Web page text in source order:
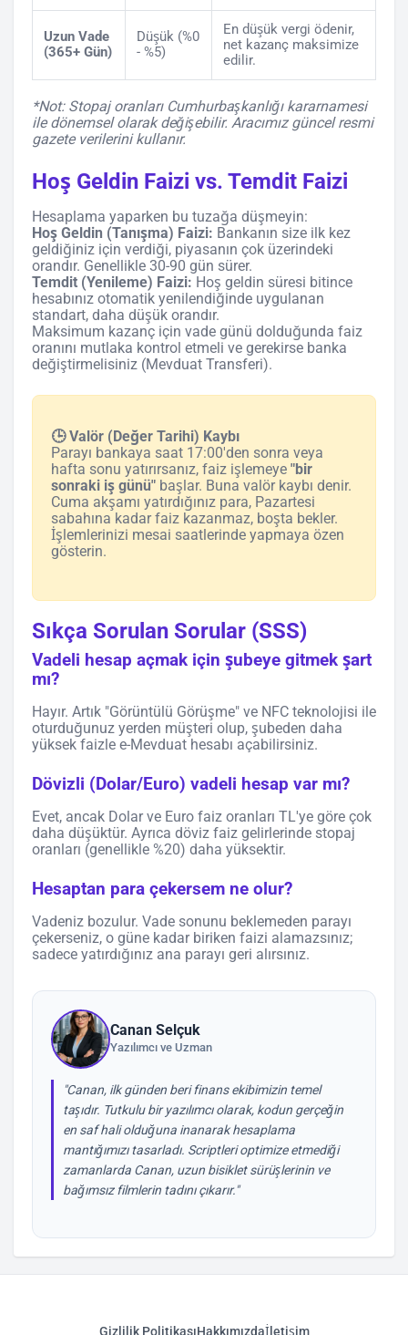
Uzun Vade
(365+ Gün)
Düşük (%0
- %5)
En düşük vergi ödenir,
net kazanç maksimize
edilir.
*Not: Stopaj oranları Cumhurbaşkanlığı kararnamesi
ile dönemsel olarak değişebilir. Aracımız güncel resmi
gazete verilerini kullanır.
Hoş Geldin Faizi vs. Temdit Faizi
Hesaplama yaparken bu tuzağa düşmeyin:
Hoş Geldin (Tanışma) Faizi: Bankanın size ilk kez
geldiğiniz için verdiği, piyasanın çok üzerindeki
orandır. Genellikle 30-90 gün sürer.
Temdit (Yenileme) Faizi: Hoş geldin süresi bitince
hesabınız otomatik yenilendiğinde uygulanan
standart, daha düşük orandır.
Maksimum kazanç için vade günü dolduğunda faiz
oranını mutlaka kontrol etmeli ve gerekirse banka
değiştirmelisiniz (Mevduat Transferi).
🕒 Valör (Değer Tarihi) Kaybı
Parayı bankaya saat 17:00'den sonra veya
hafta sonu yatırırsanız, faiz işlemeye "bir
sonraki iş günü" başlar. Buna valör kaybı denir.
Cuma akşamı yatırdığınız para, Pazartesi
sabahına kadar faiz kazanmaz, boşta bekler.
İşlemlerinizi mesai saatlerinde yapmaya özen
gösterin.
Sıkça Sorulan Sorular (SSS)
Vadeli hesap açmak için şubeye gitmek şart
mı?
Hayır. Artık "Görüntülü Görüşme" ve NFC teknolojisi ile
oturduğunuz yerden müşteri olup, şubeden daha
yüksek faizle e-Mevduat hesabı açabilirsiniz.
Dövizli (Dolar/Euro) vadeli hesap var mı?
Evet, ancak Dolar ve Euro faiz oranları TL'ye göre çok
daha düşüktür. Ayrıca döviz faiz gelirlerinde stopaj
oranları (genellikle %20) daha yüksektir.
Hesaptan para çekersem ne olur?
Vadeniz bozulur. Vade sonunu beklemeden parayı
çekerseniz, o güne kadar biriken faizi alamazsınız;
sadece yatırdığınız ana parayı geri alırsınız.
Canan Selçuk
Yazılımcı ve Uzman
"Canan, ilk günden beri finans ekibimizin temel
taşıdır. Tutkulu bir yazılımcı olarak, kodun gerçeğin
en saf hali olduğuna inanarak hesaplama
mantığımızı tasarladı. Scriptleri optimize etmediği
zamanlarda Canan, uzun bisiklet sürüşlerinin ve
bağımsız filmlerin tadını çıkarır."
Gizlilik PolitikasıHakkımızdaİletişim